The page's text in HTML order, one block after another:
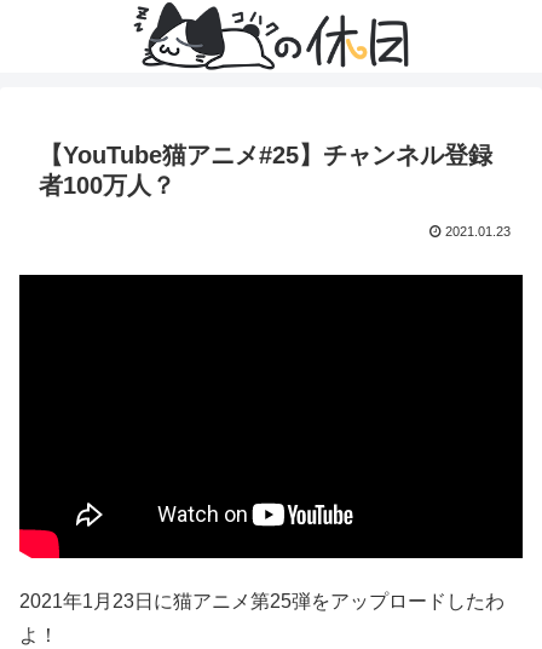
【YouTube猫アニメ#25】チャンネル登録
者100万人？
2021.01.23
2021年1月23日に猫アニメ第25弾をアップロードしたわ
よ！